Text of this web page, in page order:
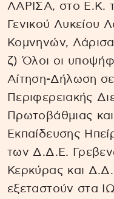
ΛΑΡΙΣΑ, στο Ε.Κ.
Γενικού Λυκείου
Κομνηνών,
ζ) Όλοι οι
Αίτηση-Δήλωση
Περιφερειακής
Πρωτοβάθμιας
Εκπαίδευσης
των Δ.Δ.Ε.
Κερκύρας και
εξεταστούν στα